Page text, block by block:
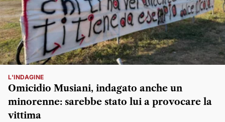
L'INDAGINE
Omicidio Musiani, indagato anche un
minorenne: sarebbe stato lui a provocare la
vittima